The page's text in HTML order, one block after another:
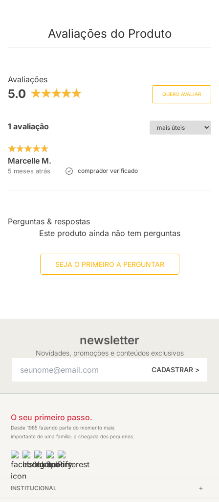
Avaliações do Produto
Avaliações
5.0 QUERO AVALIAR
1 avaliação
Marcelle M.
5 meses atrás comprador verificado
Perguntas & respostas
Este produto ainda não tem perguntas
SEJA O PRIMEIRO A PERGUNTAR
newsletter
Novidades, promoções e conteúdos exclusivos
CADASTRAR >
O seu primeiro passo.
Desde 1985 fazendo parte do momento mais
importante de uma família: a chegada dos pequenos.
INSTITUCIONAL